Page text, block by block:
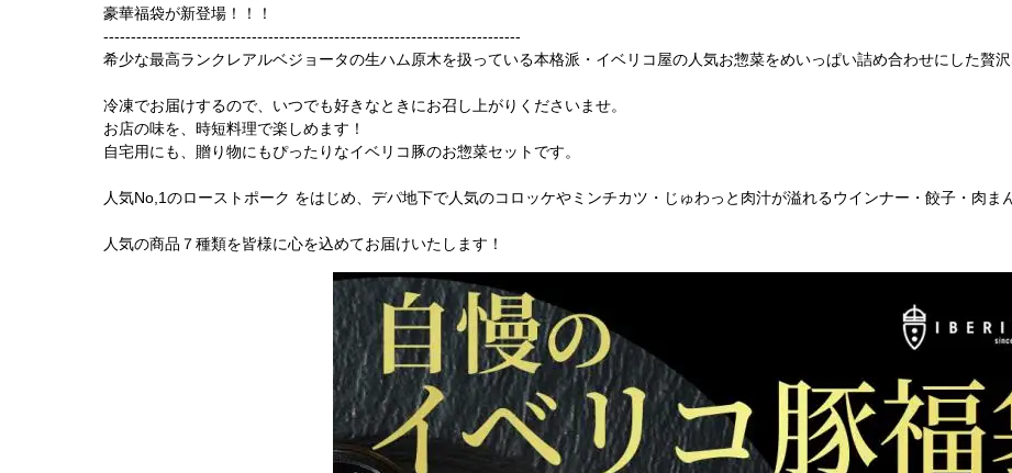
豪華福袋が新登場！！！
----------------------------------------------------------------------------
希少な最高ランクレアルベジョータの生ハム原木を扱っている本格派・イベリコ屋の人気お惣菜をめいっぱい詰め合わせにした贅沢
冷凍でお届けするので、いつでも好きなときにお召し上がりくださいませ。
お店の味を、時短料理で楽しめます！
自宅用にも、贈り物にもぴったりなイベリコ豚のお惣菜セットです。
人気No,1のローストポーク をはじめ、デパ地下で人気のコロッケやミンチカツ・じゅわっと肉汁が溢れるウインナー・餃子・肉ま
人気の商品７種類を皆様に心を込めてお届けいたします！